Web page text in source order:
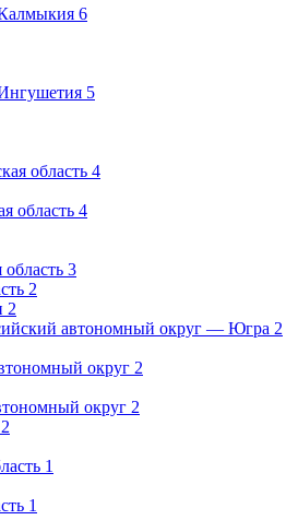
6
5
область 4
область 4
3
2
2
автономный округ — Югра 2
округ 2
округ 2
2
1
1